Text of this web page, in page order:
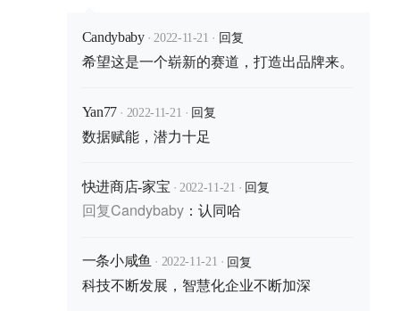
Candybaby · 2022-11-21 · 回复
希望这是一个崭新的赛道，打造出品牌来。
Yan77 · 2022-11-21 · 回复
数据赋能，潜力十足
快进商店-家宝 · 2022-11-21 · 回复
回复Candybaby： 认同哈
一条小咸鱼 · 2022-11-21 · 回复
科技不断发展，智慧化企业不断加深